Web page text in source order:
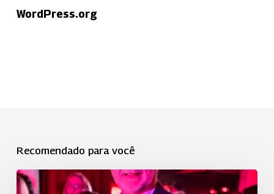
WordPress.org
Recomendado para você
Uniodonto